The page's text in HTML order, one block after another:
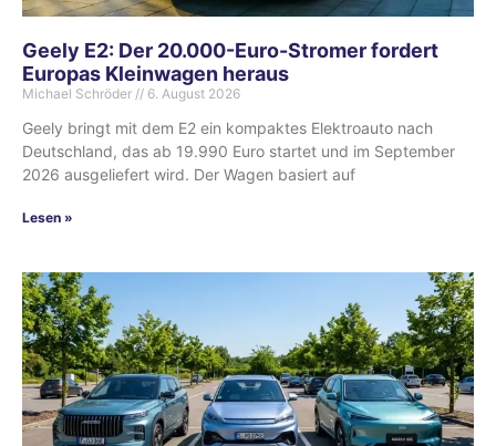
Geely E2: Der 20.000-Euro-Stromer fordert
Europas Kleinwagen heraus
Michael Schröder 6. August 2026
Geely bringt mit dem E2 ein kompaktes Elektroauto nach
Deutschland, das ab 19.990 Euro startet und im September
2026 ausgeliefert wird. Der Wagen basiert auf
Lesen »